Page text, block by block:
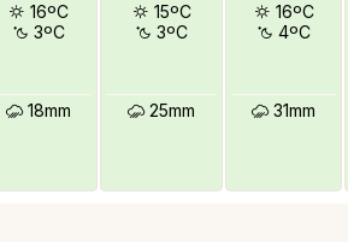
16ºC
3ºC
18mm
15ºC
3ºC
25mm
16ºC
4ºC
31mm